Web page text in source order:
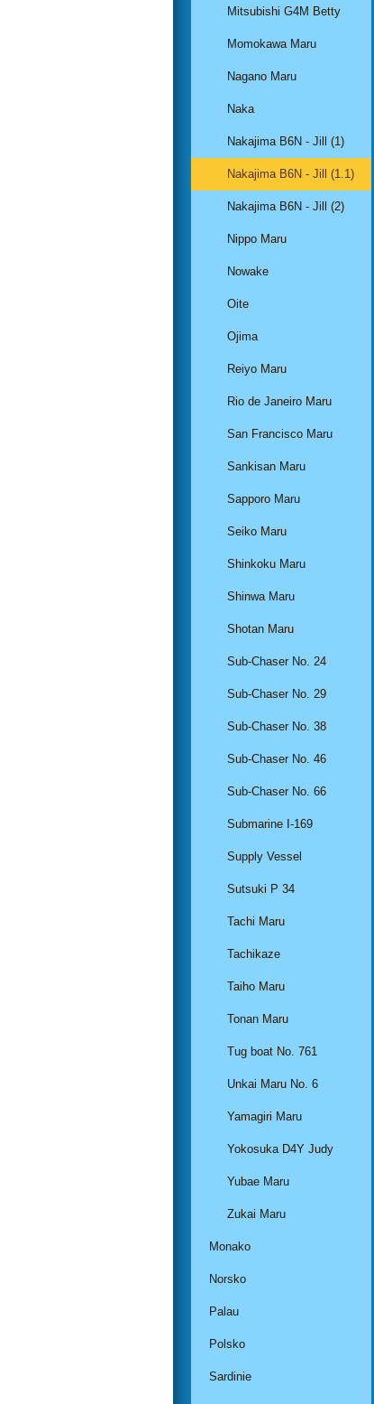
Mitsubishi G4M Betty
Momokawa Maru
Nagano Maru
Naka
Nakajima B6N - Jill (1)
Nakajima B6N - Jill (1.1)
Nakajima B6N - Jill (2)
Nippo Maru
Nowake
Oite
Ojima
Reiyo Maru
Rio de Janeiro Maru
San Francisco Maru
Sankisan Maru
Sapporo Maru
Seiko Maru
Shinkoku Maru
Shinwa Maru
Shotan Maru
Sub-Chaser No. 24
Sub-Chaser No. 29
Sub-Chaser No. 38
Sub-Chaser No. 46
Sub-Chaser No. 66
Submarine I-169
Supply Vessel
Sutsuki P 34
Tachi Maru
Tachikaze
Taiho Maru
Tonan Maru
Tug boat No. 761
Unkai Maru No. 6
Yamagiri Maru
Yokosuka D4Y Judy
Yubae Maru
Zukai Maru
Monako
Norsko
Palau
Polsko
Sardinie